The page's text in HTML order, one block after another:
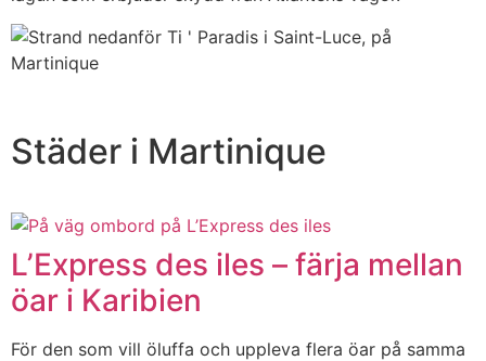
Städer i Martinique
L’Express des iles – färja mellan
öar i Karibien
För den som vill öluffa och uppleva flera öar på samma